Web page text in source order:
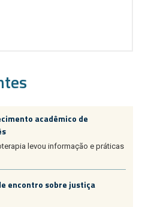
acadêmico de
levou informação e práticas
encontro sobre justiça